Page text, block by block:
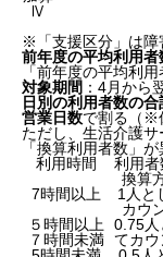
Ⅳ
※「支援区分」は障
前年度の平均利用
「前年度の平均利
対象期間 ：4月から
日別の利用者数の合
営業日数で割る（※
ただし、生活介護サ
「換算利用者数」が
利用時間
利用者
換算
7時間以上
1人と
カウ
５時間以上
７時間未満
0.75人
てカウ